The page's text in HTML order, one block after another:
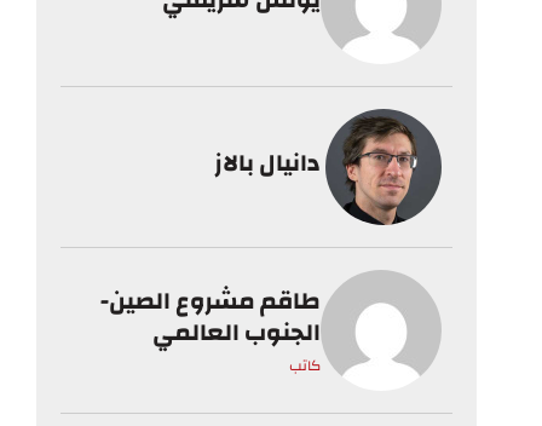
دانيال بالاز
طاقم مشروع الصين-
الجنوب العالمي
كاتب